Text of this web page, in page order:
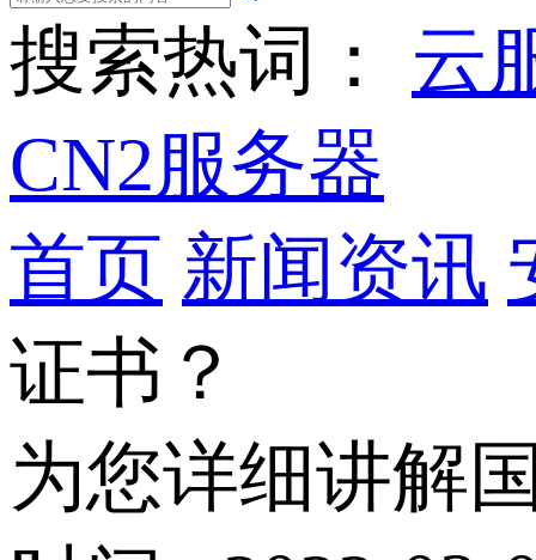
搜索热词： 云
CN2服务器
首页 新闻资讯
证书？
为您详细讲解